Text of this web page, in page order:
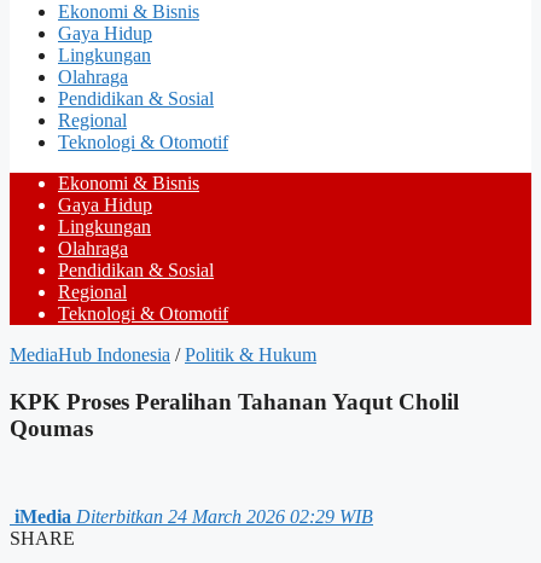
Ekonomi & Bisnis
Gaya Hidup
Lingkungan
Olahraga
Pendidikan & Sosial
Regional
Teknologi & Otomotif
Ekonomi & Bisnis
Gaya Hidup
Lingkungan
Olahraga
Pendidikan & Sosial
Regional
Teknologi & Otomotif
MediaHub Indonesia / Politik & Hukum
KPK Proses Peralihan Tahanan Yaqut Cholil
Qoumas
iMedia Diterbitkan 24 March 2026 02:29 WIB
SHARE